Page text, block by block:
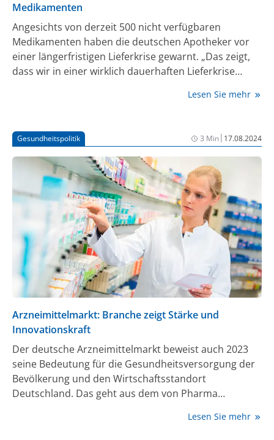
Medikamenten
Angesichts von derzeit 500 nicht verfügbaren
Medikamenten haben die deutschen Apotheker vor
einer längerfristigen Lieferkrise gewarnt. „Das zeigt,
dass wir in einer wirklich dauerhaften Lieferkrise
haben“, sagte Gabriele Regina Overwiening,
Apothekerverbände (ABDA) der „Neuen Osnabrücker
Zeitung“. Zum Ende des Monats September waren
nach Daten des Bundesinstituts für Arzneimittel und
Medizinprodukte (BfArM) 500 Medikamente nicht
lieferbar.
Lesen Sie mehr
Gesundheitspolitik 3 Min| 17.08.2024
Arzneimittelmarkt: Branche zeigt Stärke und
Innovationskraft
Der deutsche Arzneimittelmarkt beweist auch 2023
seine Bedeutung für die Gesundheitsversorgung der
Bevölkerung und den Wirtschaftsstandort
Deutschland. Das geht aus dem von Pharma
Branchenverband der Pharmaindustrie,Lesen Sie mehr